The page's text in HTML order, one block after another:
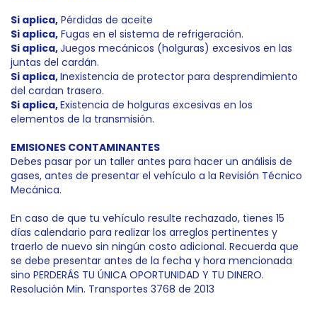
Si aplica, Pérdidas de aceite
Si aplica, Fugas en el sistema de refrigeración.
Si aplica,Juegos mecánicos (holguras) excesivos en las
juntas del cardán.
Si aplica,Inexistencia de protector para desprendimiento
del cardan trasero.
Si aplica,Existencia de holguras excesivas en los
elementos de la transmisión.
EMISIONES CONTAMINANTES
Debes pasar por un taller antes para hacer un análisis de
gases, antes de presentar el vehículo a la Revisión Técnico
Mecánica.
En caso de que tu vehículo resulte rechazado, tienes 15
días calendario para realizar los arreglos pertinentes y
traerlo de nuevo sin ningún costo adicional. Recuerda que
se debe presentar antes de la fecha y hora mencionada
sino PERDERÁS TU ÚNICA OPORTUNIDAD Y TU DINERO.
Resolución Min. Transportes 3768 de 2013